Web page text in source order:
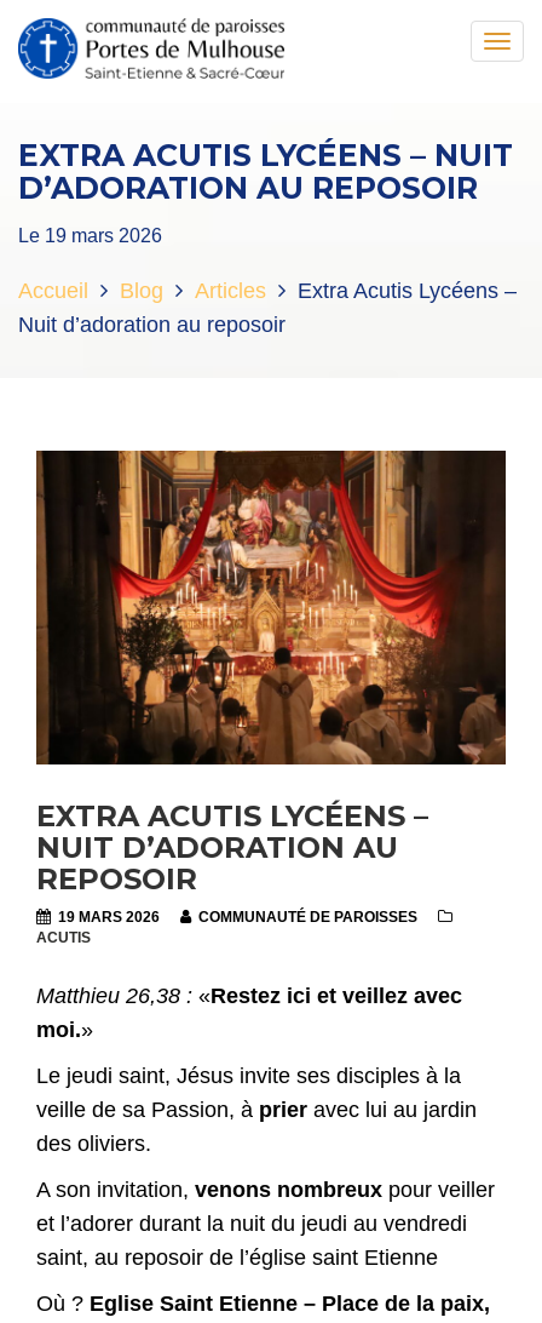
EXTRA ACUTIS LYCÉENS – NUIT
D’ADORATION AU REPOSOIR
Le 19 mars 2026
Accueil Blog Articles
Extra Acutis Lycéens –
Nuit d’adoration au reposoir
EXTRA ACUTIS LYCÉENS –
NUIT D’ADORATION AU
REPOSOIR
19 MARS 2026
COMMUNAUTÉ DE PAROISSES
ACUTIS
Matthieu 26,38 : «Restez ici et veillez avec
moi.»
Le jeudi saint, Jésus invite ses disciples à la
veille de sa Passion, à prier avec lui au jardin
des oliviers.
A son invitation, venons nombreux pour veiller
et l’adorer durant la nuit du jeudi au vendredi
saint, au reposoir de l’église saint Etienne
Où ? Eglise Saint Etienne – Place de la paix,